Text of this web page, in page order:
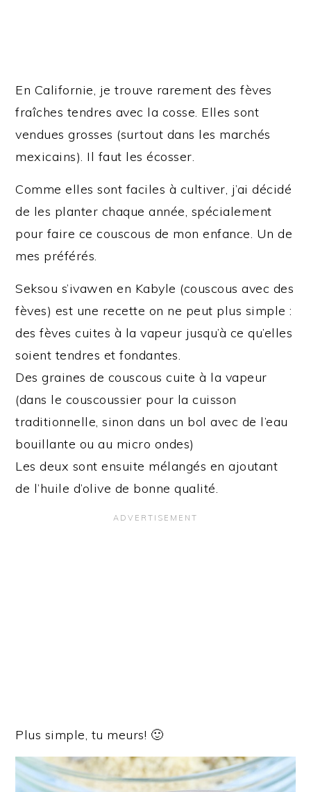
En Californie, je trouve rarement des fèves
fraîches tendres avec la cosse. Elles sont
vendues grosses (surtout dans les marchés
mexicains). Il faut les écosser.
Comme elles sont faciles à cultiver, j’ai décidé
de les planter chaque année, spécialement
pour faire ce couscous de mon enfance. Un de
mes préférés.
Seksou s’ivawen en Kabyle (couscous avec des
fèves) est une recette on ne peut plus simple :
des fèves cuites à la vapeur jusqu’à ce qu’elles
soient tendres et fondantes.
Des graines de couscous cuite à la vapeur
(dans le couscoussier pour la cuisson
traditionnelle, sinon dans un bol avec de l’eau
bouillante ou au micro ondes)
Les deux sont ensuite mélangés en ajoutant
de l’huile d’olive de bonne qualité.
Plus simple, tu meurs! 🙂